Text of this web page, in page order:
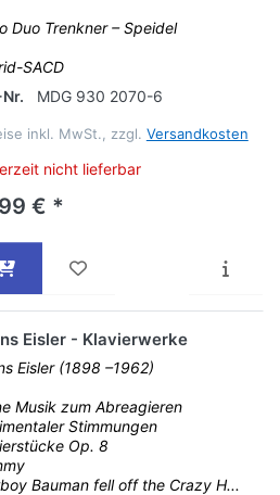
Duo Trenkner – Speidel
SACD
MDG 930 2070-6
inkl. MwSt., zzgl. Versandkosten
nicht lieferbar
€ *
Eisler - Klavierwerke
Eisler (1898 –1962)
Musik zum Abreagieren
Stimmungen
Op. 8
Bauman fell off the Crazy H...